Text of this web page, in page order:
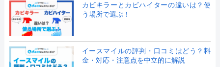
カビキラーとカビハイターの違いは？使
う場所で選ぶ！
イースマイルの評判・口コミはどう？料
金・対応・注意点を中立的に解説